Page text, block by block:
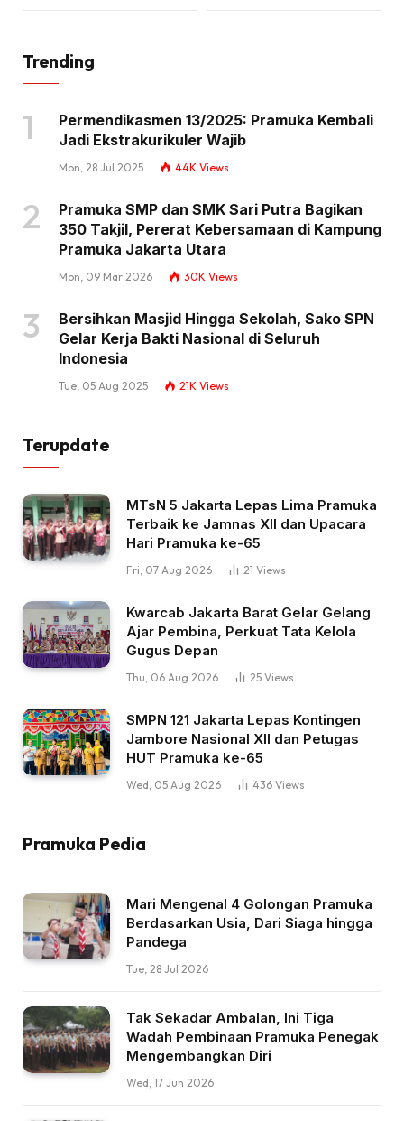
Trending
Permendikasmen 13/2025: Pramuka Kembali
Jadi Ekstrakurikuler Wajib
Mon, 28 Jul 2025 44K Views
Pramuka SMP dan SMK Sari Putra Bagikan
350 Takjil, Pererat Kebersamaan di Kampung
Pramuka Jakarta Utara
Mon, 09 Mar 2026 30K Views
Bersihkan Masjid Hingga Sekolah, Sako SPN
Gelar Kerja Bakti Nasional di Seluruh
Indonesia
Tue, 05 Aug 2025 21K Views
Terupdate
MTsN 5 Jakarta Lepas Lima Pramuka
Terbaik ke Jamnas XII dan Upacara
Hari Pramuka ke-65
Fri, 07 Aug 2026 21 Views
Kwarcab Jakarta Barat Gelar Gelang
Ajar Pembina, Perkuat Tata Kelola
Gugus Depan
Thu, 06 Aug 2026 25 Views
SMPN 121 Jakarta Lepas Kontingen
Jambore Nasional XII dan Petugas
HUT Pramuka ke-65
Wed, 05 Aug 2026 436 Views
Pramuka Pedia
Mari Mengenal 4 Golongan Pramuka
Berdasarkan Usia, Dari Siaga hingga
Pandega
Tue, 28 Jul 2026
Tak Sekadar Ambalan, Ini Tiga
Wadah Pembinaan Pramuka Penegak
Mengembangkan Diri
Wed, 17 Jun 2026